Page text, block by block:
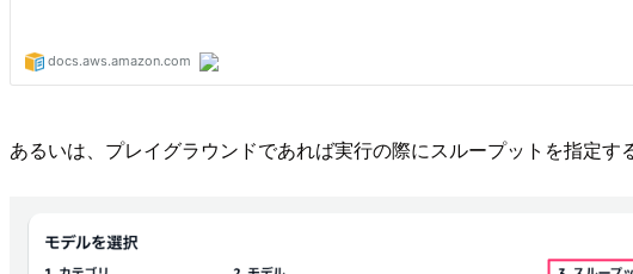
あるいは、プレイグラウンドであれば実行の際にスループットを指定す